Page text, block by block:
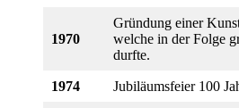
1970
Gründung einer
welche in der Folge
durfte.
1974 Jubiläumsfeier 100